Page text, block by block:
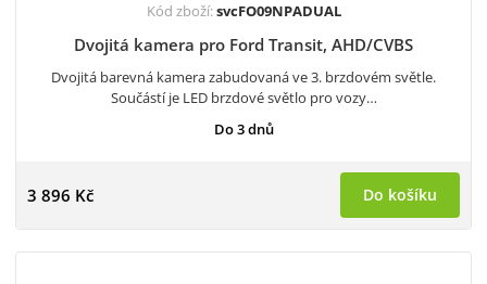
Kód zboží:svcFO09NPADUAL
Dvojitá kamera pro Ford Transit, AHD/CVBS
Dvojitá barevná kamera zabudovaná ve 3. brzdovém světle.
Součástí je LED brzdové světlo pro vozy…
Do 3 dnů
3 896 Kč Do košíku